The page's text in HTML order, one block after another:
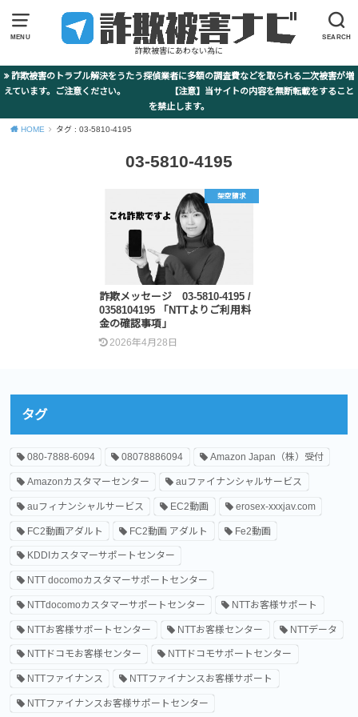
MENU SEARCH
詐欺被害にあわない為に
詐欺被害のトラブル解決をうたう探偵業者に多額の調査費などを取られる二次被害が増
えています。ご注意ください。 【注意】当サイトの内容を無断転載をすること
を禁止します。
HOME タグ : 03‐5810‐4195
03‐5810‐4195
架空請求
詐欺メッセージ 03‐5810‐4195 /
0358104195 「NTTよりご利用料
金の確認事項」
2026年4月28日
タグ
080-7888-6094 08078886094 Amazon Japan（株）受付
Amazonカスタマーセンター auファイナンシャルサービス
auフィナンシャルサービス EC2動画 erosex-xxxjav.com
FC2動画アダルト FC2動画 アダルト Fe2動画
KDDIカスタマーサポートセンター
NTT docomoカスタマーサポートセンター
NTTdocomoカスタマーサポートセンター NTTお客様サポート
NTTお客様サポートセンター NTTお客様センター NTTデータ
NTTドコモお客様センター NTTドコモサポートセンター
NTTファイナンス NTTファイナンスお客様サポート
NTTファイナンスお客様サポートセンター